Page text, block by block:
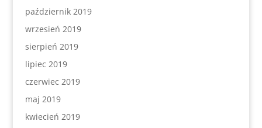
październik 2019
wrzesień 2019
sierpień 2019
lipiec 2019
czerwiec 2019
maj 2019
kwiecień 2019